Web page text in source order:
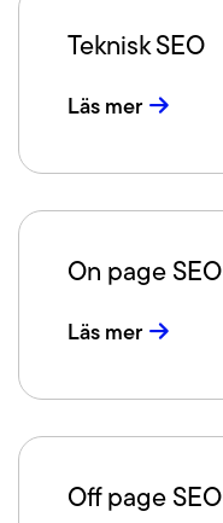
Teknisk SEO
Läs mer
On page SEO
Läs mer
Off page SEO